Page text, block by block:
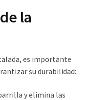
la
es importante
su durabilidad:
y elimina las